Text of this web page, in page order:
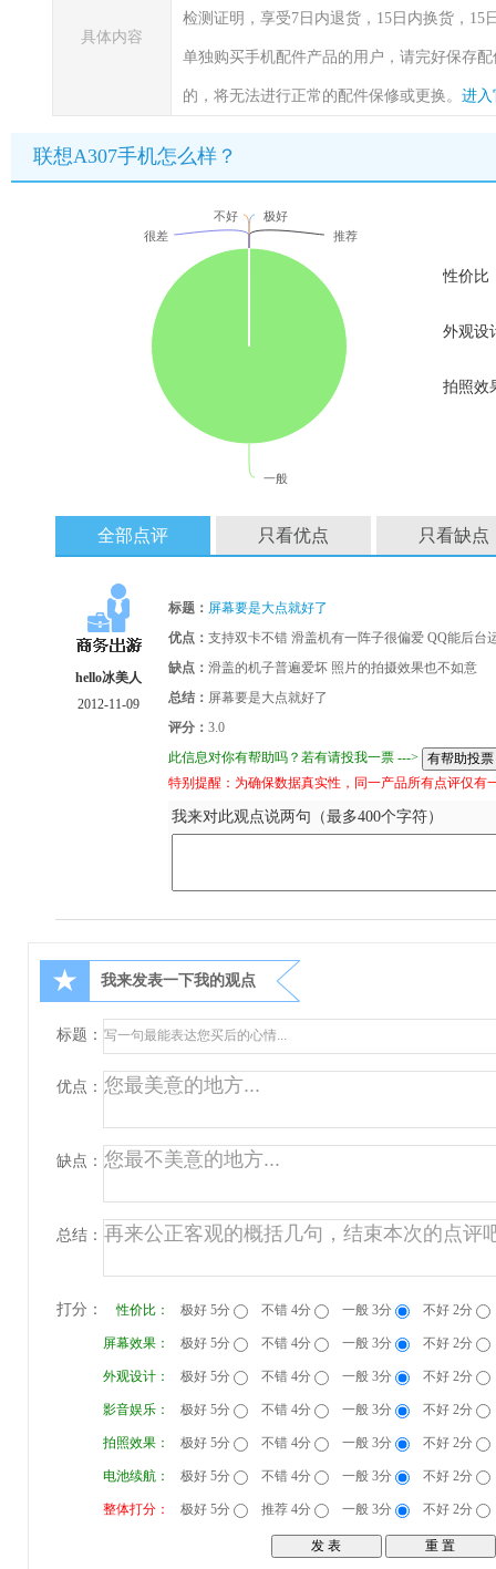
具体内容
检测证明，享受7日内退货，15日内换货，
单独购买手机配件产品的用户，请完好保存
的，将无法进行正常的配件保修或更换。 进入
联想A307手机怎么样？
极好
推荐
一般
不好
很差
性价比
外观设
拍照效
全部点评 只看优点 只看缺点
hello冰美人
2012-11-09
标题： 屏幕要是大点就好了
优点： 支持双卡不错 滑盖机有一阵子很偏爱 QQ能后台
缺点： 滑盖的机子普遍爱坏 照片的拍摄效果也不如意
总结： 屏幕要是大点就好了
评分： 3.0
此信息对你有帮助吗？若有请投我一票 --->
特别提醒：为确保数据真实性，同一产品所有点评仅有
我来对此观点说两句（最多400个字符）
★ 我来发表一下我的观点
标题：
优点：
缺点：
总结：
打分： 性价比： 极好 5分 不错 4分 一般 3分 不好 2分
屏幕效果： 极好 5分 不错 4分 一般 3分 不好 2分
外观设计： 极好 5分 不错 4分 一般 3分 不好 2分
影音娱乐： 极好 5分 不错 4分 一般 3分 不好 2分
拍照效果： 极好 5分 不错 4分 一般 3分 不好 2分
电池续航： 极好 5分 不错 4分 一般 3分 不好 2分
整体打分： 极好 5分 推荐 4分 一般 3分 不好 2分